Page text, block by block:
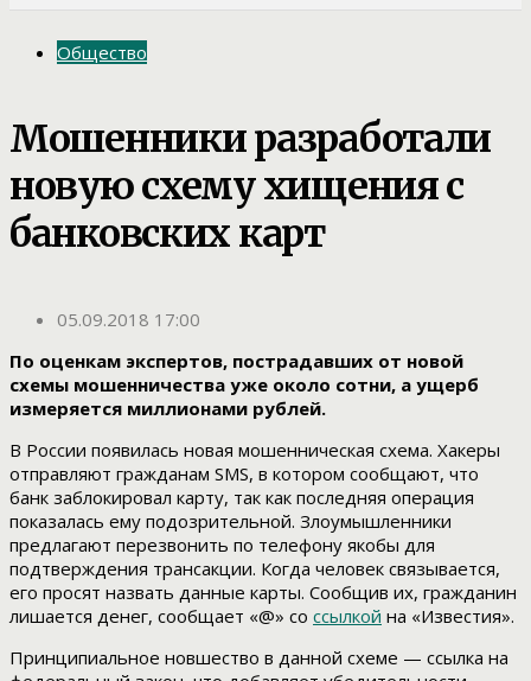
Общество
Мошенники разработали
новую схему хищения с
банковских карт
05.09.2018 17:00
По оценкам экспертов, пострадавших от новой
схемы мошенничества уже около сотни, а ущерб
измеряется миллионами рублей.
В России появилась новая мошенническая схема. Хакеры
отправляют гражданам SMS, в котором сообщают, что
банк заблокировал карту, так как последняя операция
показалась ему подозрительной. Злоумышленники
предлагают перезвонить по телефону якобы для
подтверждения трансакции. Когда человек связывается,
его просят назвать данные карты. Сообщив их, гражданин
лишается денег, сообщает «@» со ссылкой на «Известия».
Принципиальное новшество в данной схеме — ссылка на